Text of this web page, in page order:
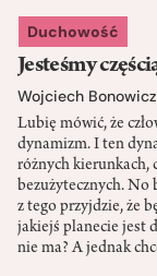
Duchowość
Jesteśmy
Wojciech Bonowicz
Lubię mówić, że
dynamizm. I ten
różnych kierunkach,
bezużytecznych. No
z tego przyjdzie, że
jakiejś planecie jest
nie ma? A jednak